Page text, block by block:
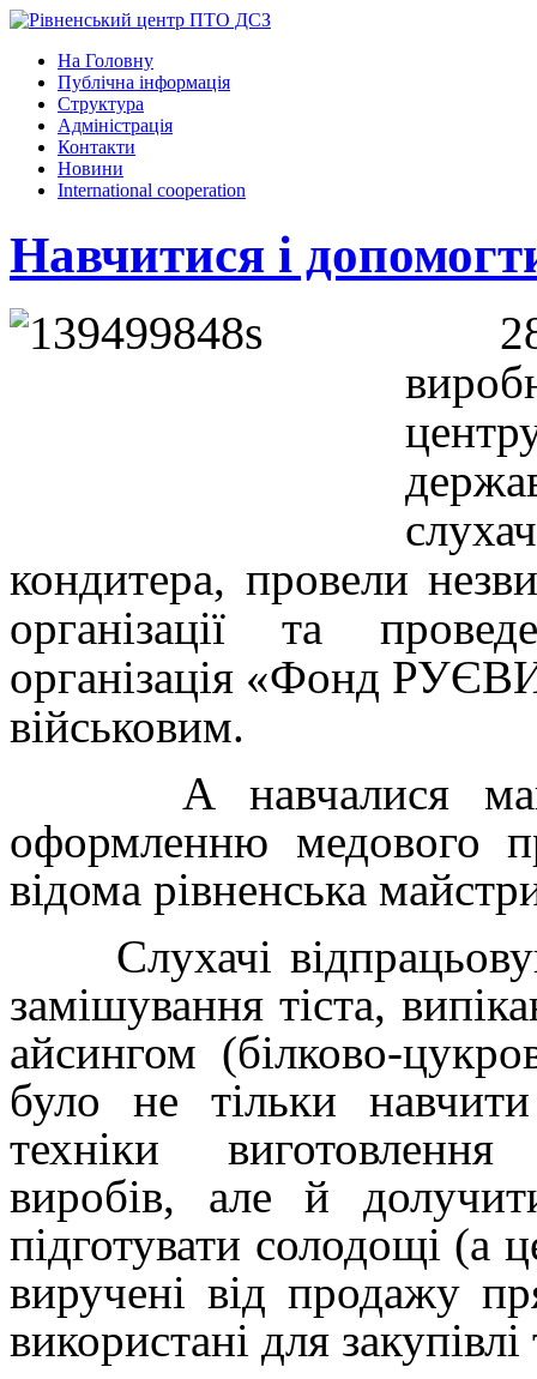
На Головну
Публічна інформація
Структура
Адміністрація
Контакти
Новини
International cooperation
Навчитися і
кондитера, провели
організації та
організація «Фонд
військовим.
А навчалися
оформленню медового
відома рівненська
Слухачі
замішування тіста,
айсингом (білково-
було не тільки навчити
техніки
виробів, але й
підготувати солодощі
виручені від продажу
використані для